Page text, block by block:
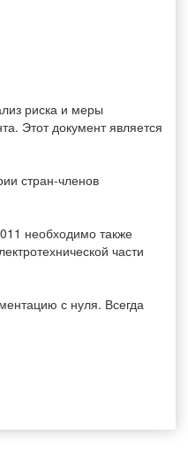
риска и меры
Этот документ является
стран-членов
необходимо также
части
с нуля. Всегда